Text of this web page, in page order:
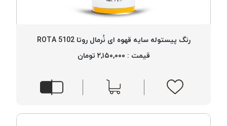
رنگ پیستوله سایه قهوه ای نُرمال روتا 5102 ROTA
قیمت : ۲,۱۵۰,۰۰۰ تومان